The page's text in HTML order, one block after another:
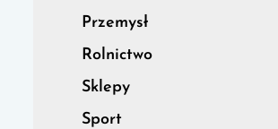
Przemysł
Rolnictwo
Sklepy
Sport